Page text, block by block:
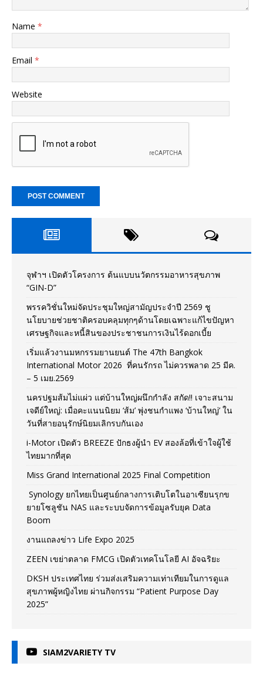
Name *
Email *
Website
จุฬาฯ เปิดตัวโครงการ ต้นแบบนวัตกรรมอาหารสุขภาพ
“GIN-D”
พรรควิชั่นใหม่จัดประชุมใหญ่สามัญประจำปี 2569 ชู
นโยบายช่วยชาติครอบคลุมทุกๆด้านโดยเฉพาะแก้ไขปัญหา
เศรษฐกิจและหนี้สินของประชาชนการเงินไร้ดอกเบี้ย
เริ่มแล้วงานมหกรรมยานยนต์ The 47th Bangkok
International Motor 2026 ที่คนรักรถ ไม่ควรพลาด 25 มีค.
– 5 เมย.2569
นครปฐมส้มไม่แผ่ว แต่บ้านใหญ่ผนึกกำลัง สกัด!! เจาะสนาม
เจดีย์ใหญ่: เมื่อคะแนนนิยม ‘ส้ม’ พุ่งชนกำแพง ‘บ้านใหญ่’ ใน
วันที่สายอนุรักษ์นิยมเลิกรบกันเอง
i-Motor เปิดตัว BREEZE ปักธงผู้นำ EV สองล้อที่เข้าใจผู้ใช้
ไทยมากที่สุด
Miss Grand International 2025 Final Competition
Synology ยกไทยเป็นศูนย์กลางการเติบโตในอาเซียนรุกข
ยายโซลูชัน NAS และระบบจัดการข้อมูลรับยุค Data
Boom
งานแถลงข่าว Life Expo 2025
ZEEN เขย่าตลาด FMCG เปิดตัวเทคโนโลยี AI อัจฉริยะ
DKSH ประเทศไทย ร่วมส่งเสริมความเท่าเทียมในการดูแล
สุขภาพผู้หญิงไทย ผ่านกิจกรรม “Patient Purpose Day
2025”
SIAM2VARIETY TV